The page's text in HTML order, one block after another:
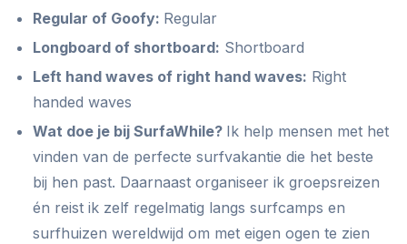
Regular of Goofy: Regular
Longboard of shortboard: Shortboard
Left hand waves of right hand waves: Right
handed waves
Wat doe je bij SurfaWhile? Ik help mensen met het
vinden van de perfecte surfvakantie die het beste
bij hen past. Daarnaast organiseer ik groepsreizen
én reist ik zelf regelmatig langs surfcamps en
surfhuizen wereldwijd om met eigen ogen te zien